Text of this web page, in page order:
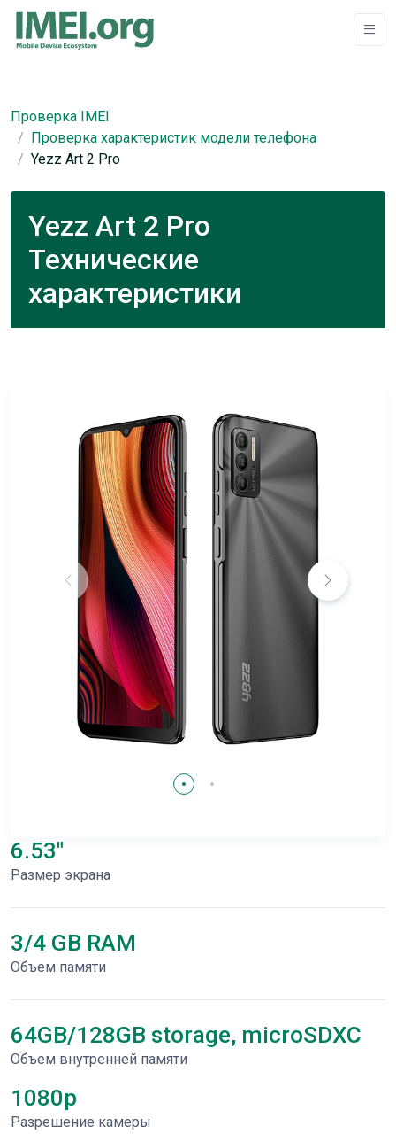
Проверка IMEI
Проверка характеристик модели телефона
Yezz Art 2 Pro
Yezz Art 2 Pro
Технические
характеристики
6.53"
Размер экрана
3/4 GB RAM
Объем памяти
64GB/128GB storage, microSDXC
Объем внутренней памяти
1080p
Разрешение камеры